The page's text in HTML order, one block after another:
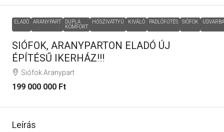
ELADÓ ARANYPART
DUPLA
KOMFORT
HŐSZIVATTYÚ KIVÁLÓ PADLÓFŰTÉS SIÓFOK
SIÓFOK, ARANYPARTON ELADÓ ÚJ
ÉPÍTÉSŰ IKERHÁZ!!!
Siófok Aranypart
199 000 000 Ft
Leírás